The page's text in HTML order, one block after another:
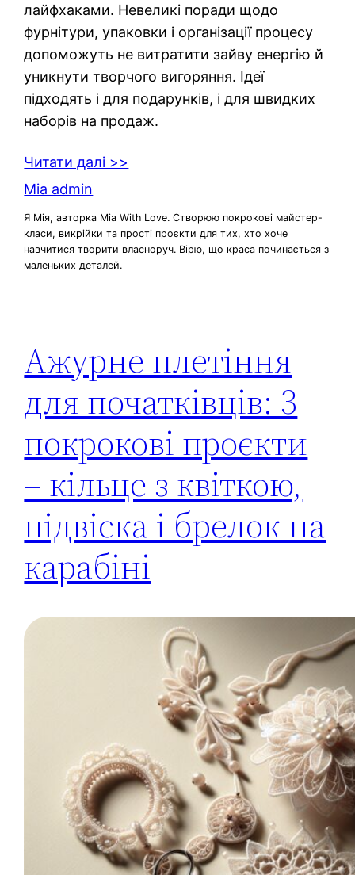
лайфхаками. Невеликі поради щодо
фурнітури, упаковки і організації процесу
допоможуть не витратити зайву енергію й
уникнути творчого вигоряння. Ідеї
підходять і для подарунків, і для швидких
наборів на продаж.
Читати далі >>
Mia admin
Я Мія, авторка Mia With Love. Створюю покрокові майстер-
класи, викрійки та прості проєкти для тих, хто хоче
навчитися творити власноруч. Вірю, що краса починається з
маленьких деталей.
Ажурне плетіння
для початківців: 3
покрокові проєкти
– кільце з квіткою,
підвіска і брелок на
карабіні